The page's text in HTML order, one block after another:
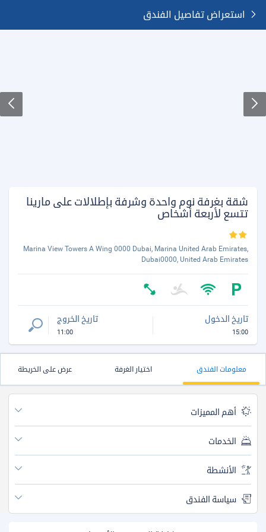
استعراض تفاصيل الفندق
شقة بغرفة نوم واحدة وشرفة بإطلالات على مارينا
تتسع لأربعة أشخاص
Marina View Towers A Wing 0000 Dubai, Marina United Arab Emirates,
Dubai0000, United Arab Emirates
تاريخ الدخول
15:00
تاريخ الخروج
11:00
معلومات الفندق اختيار الغرفة عرض على الخريطة
أهم المميزات
الخدمات
الأنشطة
سياسة الفندق